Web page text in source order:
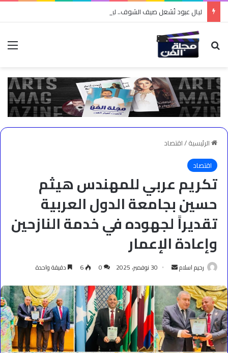
بحث عن
الرئيسية/اقتصاد
اقتصاد
تكريم عربي للمهندس هيثم
حسين بجامعة الدول العربية
تقديراً لجهوده في خدمة النازحين
وإعادة الإعمار
رحيم اسلام
أرسل
إلكترونيا
30 نوفمبر، 2025 0
6 دقيقة واحدة